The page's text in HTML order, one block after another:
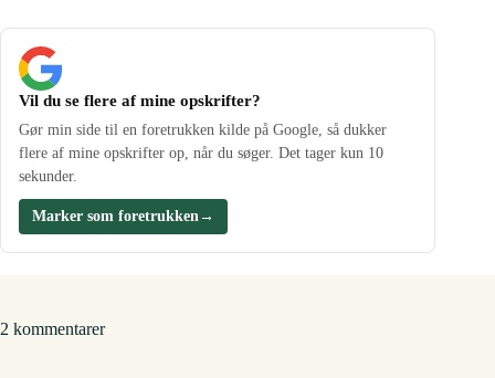
Vil du se flere af mine opskrifter?
Gør min side til en foretrukken kilde på Google, så dukker
flere af mine opskrifter op, når du søger. Det tager kun 10
sekunder.
Marker som foretrukken →
2 kommentarer